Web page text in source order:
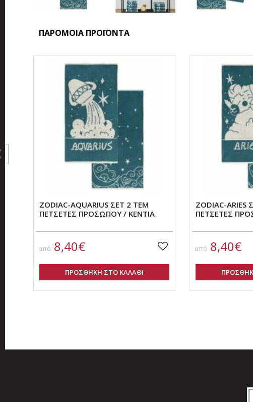
ΠΑΡΟΜΟΙΑ ΠΡΟΪΟΝΤΑ
ZODIAC-AQUARIUS ΣΕΤ 2 ΤΕΜ
ΠΕΤΣΕΤΕΣ ΠΡΟΣΩΠΟΥ / ΚΕΝΤΙΑ
από 8,40€
ΠΡΟΣΘΗΚΗ ΣΤΟ ΚΑΛΑΘΙ
ZODIAC-ARIES
ΠΕΤΣΕΤΕΣ
από 8,40€